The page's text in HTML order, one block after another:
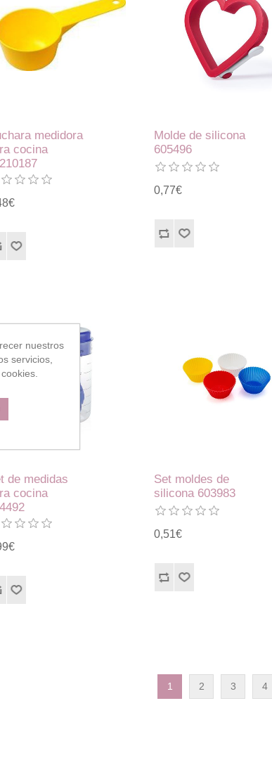
medidora
cocina
Molde de silicona
605496
0,77€
de medidas
cocina
Set moldes de
silicona 603983
0,51€
1 2 3 4
nuestros
servicios,